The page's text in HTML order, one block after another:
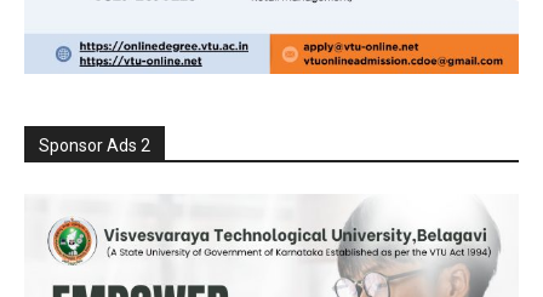
Sponsor Ads 2